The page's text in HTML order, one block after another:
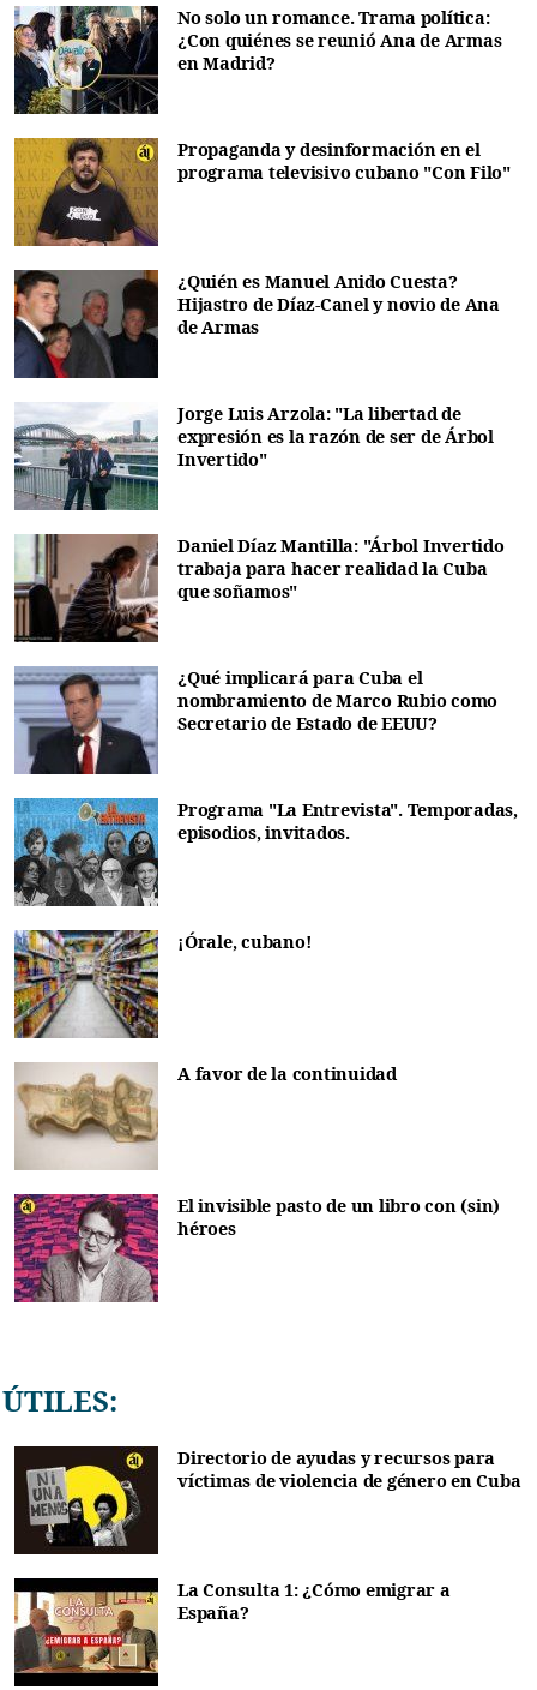
No solo un romance. Trama política:
¿Con quiénes se reunió Ana de Armas
en Madrid?
Propaganda y desinformación en el
programa televisivo cubano "Con Filo"
¿Quién es Manuel Anido Cuesta?
Hijastro de Díaz-Canel y novio de Ana
de Armas
Jorge Luis Arzola: "La libertad de
expresión es la razón de ser de Árbol
Invertido"
Daniel Díaz Mantilla: "Árbol Invertido
trabaja para hacer realidad la Cuba
que soñamos"
¿Qué implicará para Cuba el
nombramiento de Marco Rubio como
Secretario de Estado de EEUU?
Programa "La Entrevista". Temporadas,
episodios, invitados.
¡Órale, cubano!
A favor de la continuidad
El invisible pasto de un libro con (sin)
héroes
ÚTILES:
Directorio de ayudas y recursos para
víctimas de violencia de género en Cuba
La Consulta 1: ¿Cómo emigrar a
España?